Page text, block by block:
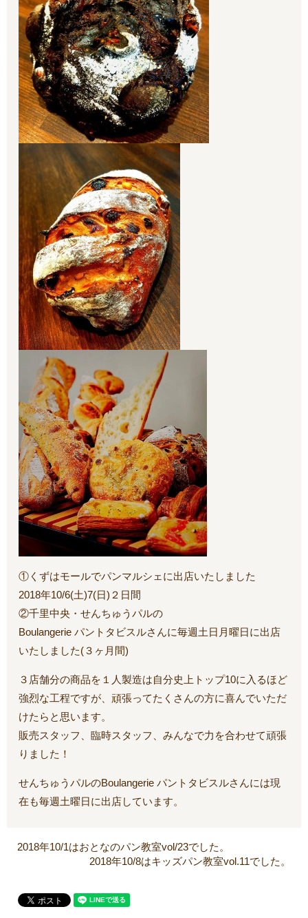
①くずはモールでパンマルシェに出店いたしました
2018年10/6(土)7(日)２日間
②千里中央・せんちゅうパルの
Boulangerie パントタビスルさんに毎週土日月曜日に出店
いたしました(３ヶ月間)
３店舗分の商品を１人製造は自分史上トップ10に入るほど
強烈な工程ですが、頑張ってたくさんの方に喜んでいただ
けたらと思います。
販売スタッフ、臨時スタッフ、みんなで力を合わせて頑張
りました！
せんちゅうパルのBoulangerie パントタビスルさんには現
在も毎週土曜日に出店しています。
2018年10/1はおとなのパン教室vol/23でした。
2018年10/8はキッズパン教室vol.11でした。